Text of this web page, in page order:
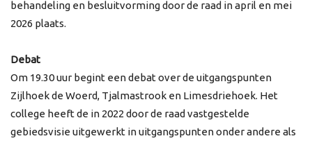
behandeling en besluitvorming door de raad in april en mei
2026 plaats.
Debat
Om 19.30 uur begint een debat over de uitgangspunten
Zijlhoek de Woerd, Tjalmastrook en Limesdriehoek. Het
college heeft de in 2022 door de raad vastgestelde
gebiedsvisie uitgewerkt in uitgangspunten onder andere als